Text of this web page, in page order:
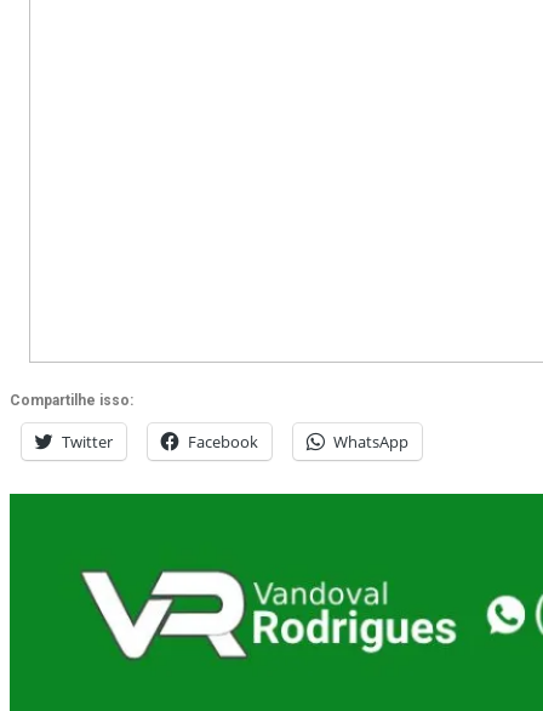
Compartilhe isso:
Twitter Facebook WhatsApp